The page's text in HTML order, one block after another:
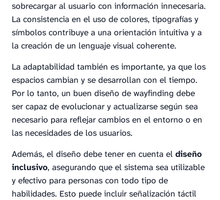
sobrecargar al usuario con información innecesaria.
La consistencia en el uso de colores, tipografías y
símbolos contribuye a una orientación intuitiva y a
la creación de un lenguaje visual coherente.
La adaptabilidad también es importante, ya que los
espacios cambian y se desarrollan con el tiempo.
Por lo tanto, un buen diseño de wayfinding debe
ser capaz de evolucionar y actualizarse según sea
necesario para reflejar cambios en el entorno o en
las necesidades de los usuarios.
Además, el diseño debe tener en cuenta el diseño
inclusivo, asegurando que el sistema sea utilizable
y efectivo para personas con todo tipo de
habilidades. Esto puede incluir señalización táctil